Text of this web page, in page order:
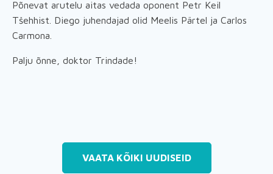
Põnevat arutelu aitas vedada oponent Petr Keil
Tšehhist. Diego juhendajad olid Meelis Pärtel ja Carlos
Carmona.
Palju õnne, doktor Trindade!
VAATA KÕIKI UUDISEID